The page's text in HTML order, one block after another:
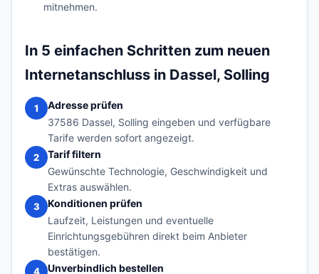
mitnehmen.
In 5 einfachen Schritten zum neuen
Internetanschluss in Dassel, Solling
1
Adresse prüfen
37586 Dassel, Solling eingeben und verfügbare
Tarife werden sofort angezeigt.
2
Tarif filtern
Gewünschte Technologie, Geschwindigkeit und
Extras auswählen.
3
Konditionen prüfen
Laufzeit, Leistungen und eventuelle
Einrichtungsgebühren direkt beim Anbieter
bestätigen.
4
Unverbindlich bestellen